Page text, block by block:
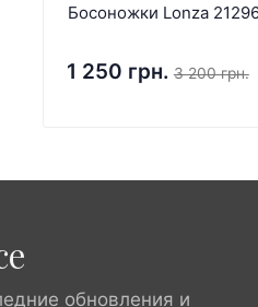
Босоножки Lonza
1 250 грн. 3 200 грн.
обновления и